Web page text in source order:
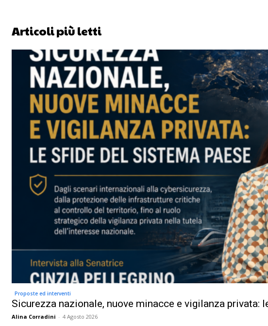
Articoli più letti
Proposte ed interventi
Sicurezza nazionale, nuove minacce e vigilanza privata:
Alina Corradini - 4 Agosto 2026